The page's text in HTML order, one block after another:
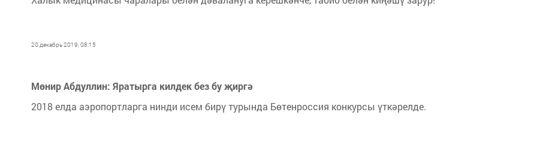
20 декабрь 2019, 08:15
Мөнир Абдуллин: Яратырга килдек без бу җиргә
2018 елда аэропортларга нинди исем бирү турында Бөтенроссия конкурсы үткәрелде.